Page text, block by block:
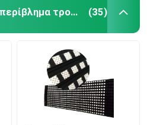
κεραμικό μονωτικό περίβλημα τροχαλιών (35)